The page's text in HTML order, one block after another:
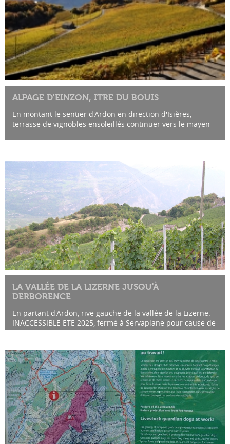
ALPAGE D'EINZON, ITRE DU BOUIS
En montant le sentier d'Ardon en direction d'Isières,
terrasse de vignobles ensoleillés continuer vers le mayen
LA VALLÉE DE LA LIZERNE JUSQU'À
DERBORENCE
En partant d'Ardon, rive gauche de la vallée de la Lizerne.
INACCESSIBLE ETE 2025, fermé à Servaplane pour cause de
travaux.